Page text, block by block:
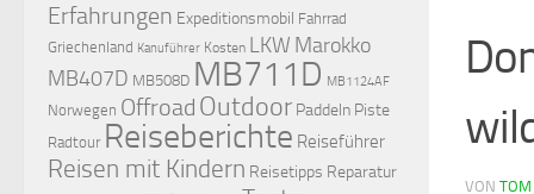
VON TOM
Erfahrungen Expeditionsmobil Fahrrad
Griechenland Kanuführer Kosten LKW Marokko
MB407D MB508D MB711D MB1124AF
Norwegen Offroad Outdoor Paddeln Piste
Radtour Reiseberichte Reiseführer
Reisen mit Kindern Reisetipps Reparatur